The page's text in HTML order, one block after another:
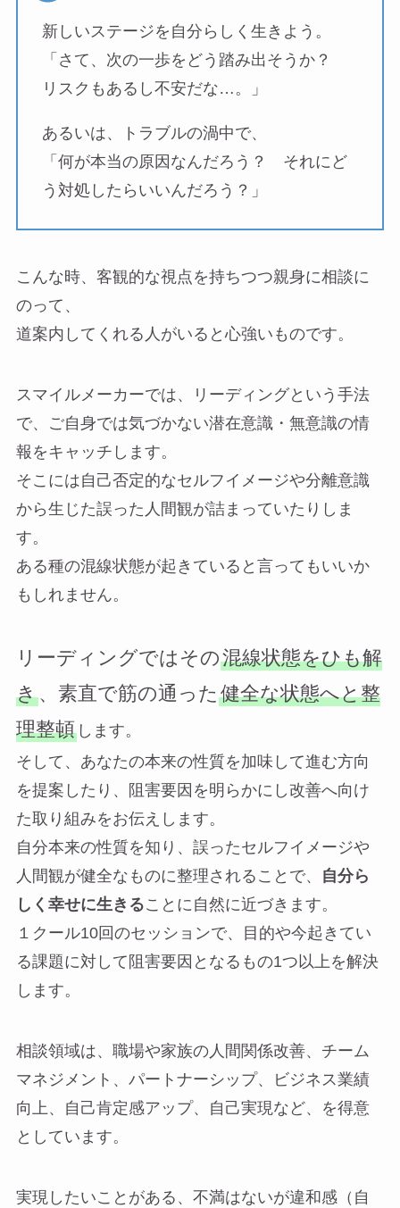
新しいステージを自分らしく生きよう。
「さて、次の一歩をどう踏み出そうか？
リスクもあるし不安だな…。」
あるいは、トラブルの渦中で、
「何が本当の原因なんだろう？ それにど
う対処したらいいんだろう？」
こんな時、客観的な視点を持ちつつ親身に相談に
のって、
道案内してくれる人がいると心強いものです。
スマイルメーカーでは、リーディングという手法
で、ご自身では気づかない潜在意識・無意識の情
報をキャッチします。
そこには自己否定的なセルフイメージや分離意識
から生じた誤った人間観が詰まっていたりしま
す。
ある種の混線状態が起きていると言ってもいいか
もしれません。
リーディングではその混線状態をひも解
き、素直で筋の通った 健全な状態へと整
理整頓します。
そして、あなたの本来の性質を加味して進む方向
を提案したり、阻害要因を明らかにし改善へ向け
た取り組みをお伝えします。
自分本来の性質を知り、誤ったセルフイメージや
人間観が健全なものに整理されることで、
自分ら
しく幸せに生きることに自然に近づきます。
１クール10回のセッションで、目的や今起きてい
る課題に対して阻害要因となるもの1つ以上を解決
します。
相談領域は、職場や家族の人間関係改善、チーム
マネジメント、パートナーシップ、ビジネス業績
向上、自己肯定感アップ、自己実現など、を得意
としています。
実現したいことがある、不満はないが違和感（自